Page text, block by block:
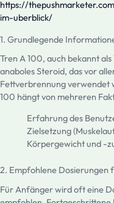
https://
im-uberblick/
1. Grundlegende
Tren A 100, auch bekannt
anaboles Steroid, das vor
Fettverbrennung verwendet
100 hängt von mehreren
Erfahrung des
Zielsetzung
Körpergewicht und -
2. Empfohlene Dosierungen
Für Anfänger wird oft eine